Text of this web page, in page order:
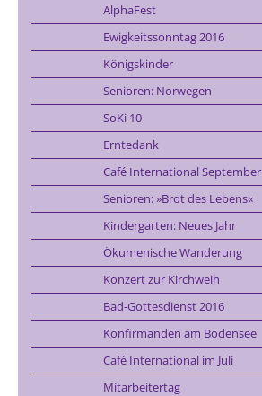
AlphaFest
Ewigkeitssonntag 2016
Königskinder
Senioren: Norwegen
SoKi 10
Erntedank
Café International September
Senioren: »Brot des Lebens«
Kindergarten: Neues Jahr
Ökumenische Wanderung
Konzert zur Kirchweih
Bad-Gottesdienst 2016
Konfirmanden am Bodensee
Café International im Juli
Mitarbeitertag